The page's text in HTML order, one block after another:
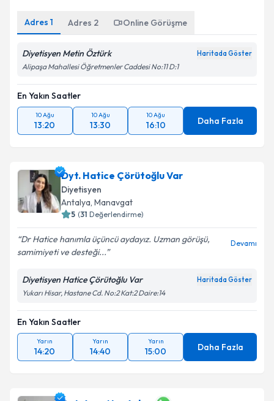
Adres 1 Adres 2 Online Görüşme
Diyetisyen Metin Öztürk Haritada Göster
Alipaşa Mahallesi Öğretmenler Caddesi No:11 D:1
En Yakın Saatler
10 Ağu
13:20
10 Ağu
13:30
10 Ağu
16:10 Daha Fazla
Dyt. Hatice Çörütoğlu Var
Diyetisyen
Antalya, Manavgat
5 (31 Değerlendirme)
Dr Hatice hanımla üçüncü aydayız. Uzman görüşü,
samimiyeti ve desteği...
Devamı
Diyetisyen Hatice Çörütoğlu Var Haritada Göster
Yukarı Hisar, Hastane Cd. No:2 Kat:2 Daire:14
En Yakın Saatler
Yarın
14:20
Yarın
14:40
Yarın
15:00 Daha Fazla